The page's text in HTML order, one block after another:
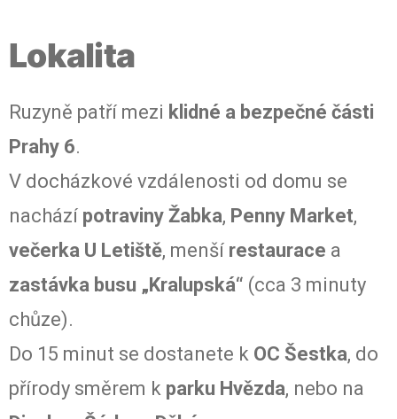
Lokalita
Ruzyně patří mezi klidné a bezpečné části
Prahy 6.
V docházkové vzdálenosti od domu se
nachází potraviny Žabka, Penny Market,
večerka U Letiště, menší restaurace a
zastávka busu „Kralupská“ (cca 3 minuty
chůze).
Do 15 minut se dostanete k OC Šestka, do
přírody směrem k parku Hvězda, nebo na